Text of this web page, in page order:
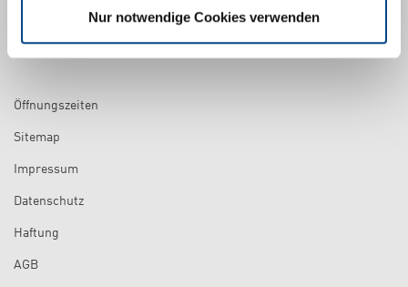
Nur notwendige Cookies verwenden
Öffnungszeiten
Sitemap
Impressum
Datenschutz
Haftung
AGB